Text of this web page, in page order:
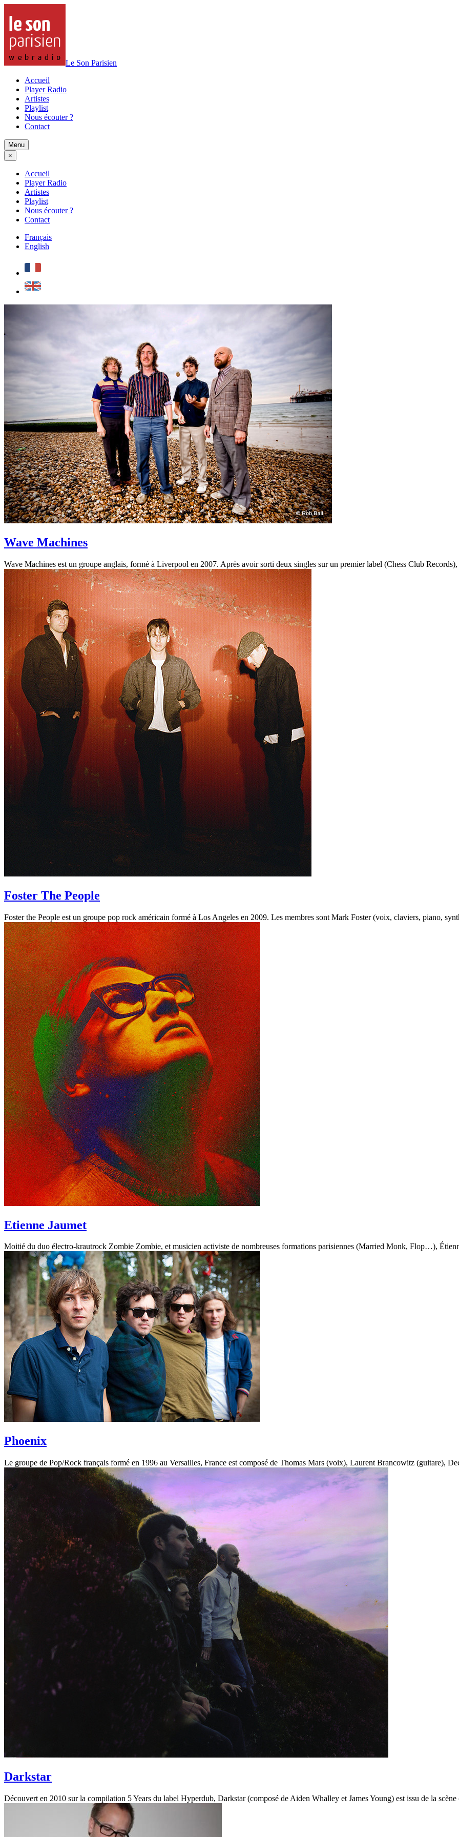
Le Son Parisien
Accueil
Player Radio
Artistes
Playlist
Nous écouter ?
Contact
Menu
×
Accueil
Player Radio
Artistes
Playlist
Nous écouter ?
Contact
Français
English
Wave Machines
Wave Machines est un groupe anglais, formé à Liverpool en 2007. Après avoir sorti deux singles sur un premier label (Chess Club
Foster The People
Foster the People est un groupe pop rock américain formé à Los Angeles en 2009. Les membres sont Mark Foster (voix, claviers, piano,
Etienne Jaumet
Moitié du duo électro-krautrock Zombie Zombie, et musicien activiste de nombreuses formations parisiennes (Married Monk, Flop…),
Phoenix
Le groupe de Pop/Rock français formé en 1996 au Versailles, France est composé de Thomas Mars (voix), Laurent Brancowitz (guitare),
Darkstar
Découvert en 2010 sur la compilation 5 Years du label Hyperdub, Darkstar (composé de Aiden Whalley et James Young) est issu de la